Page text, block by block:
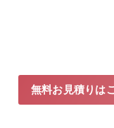
無料お見積りは